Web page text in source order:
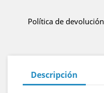
Política de devolución
Descripción